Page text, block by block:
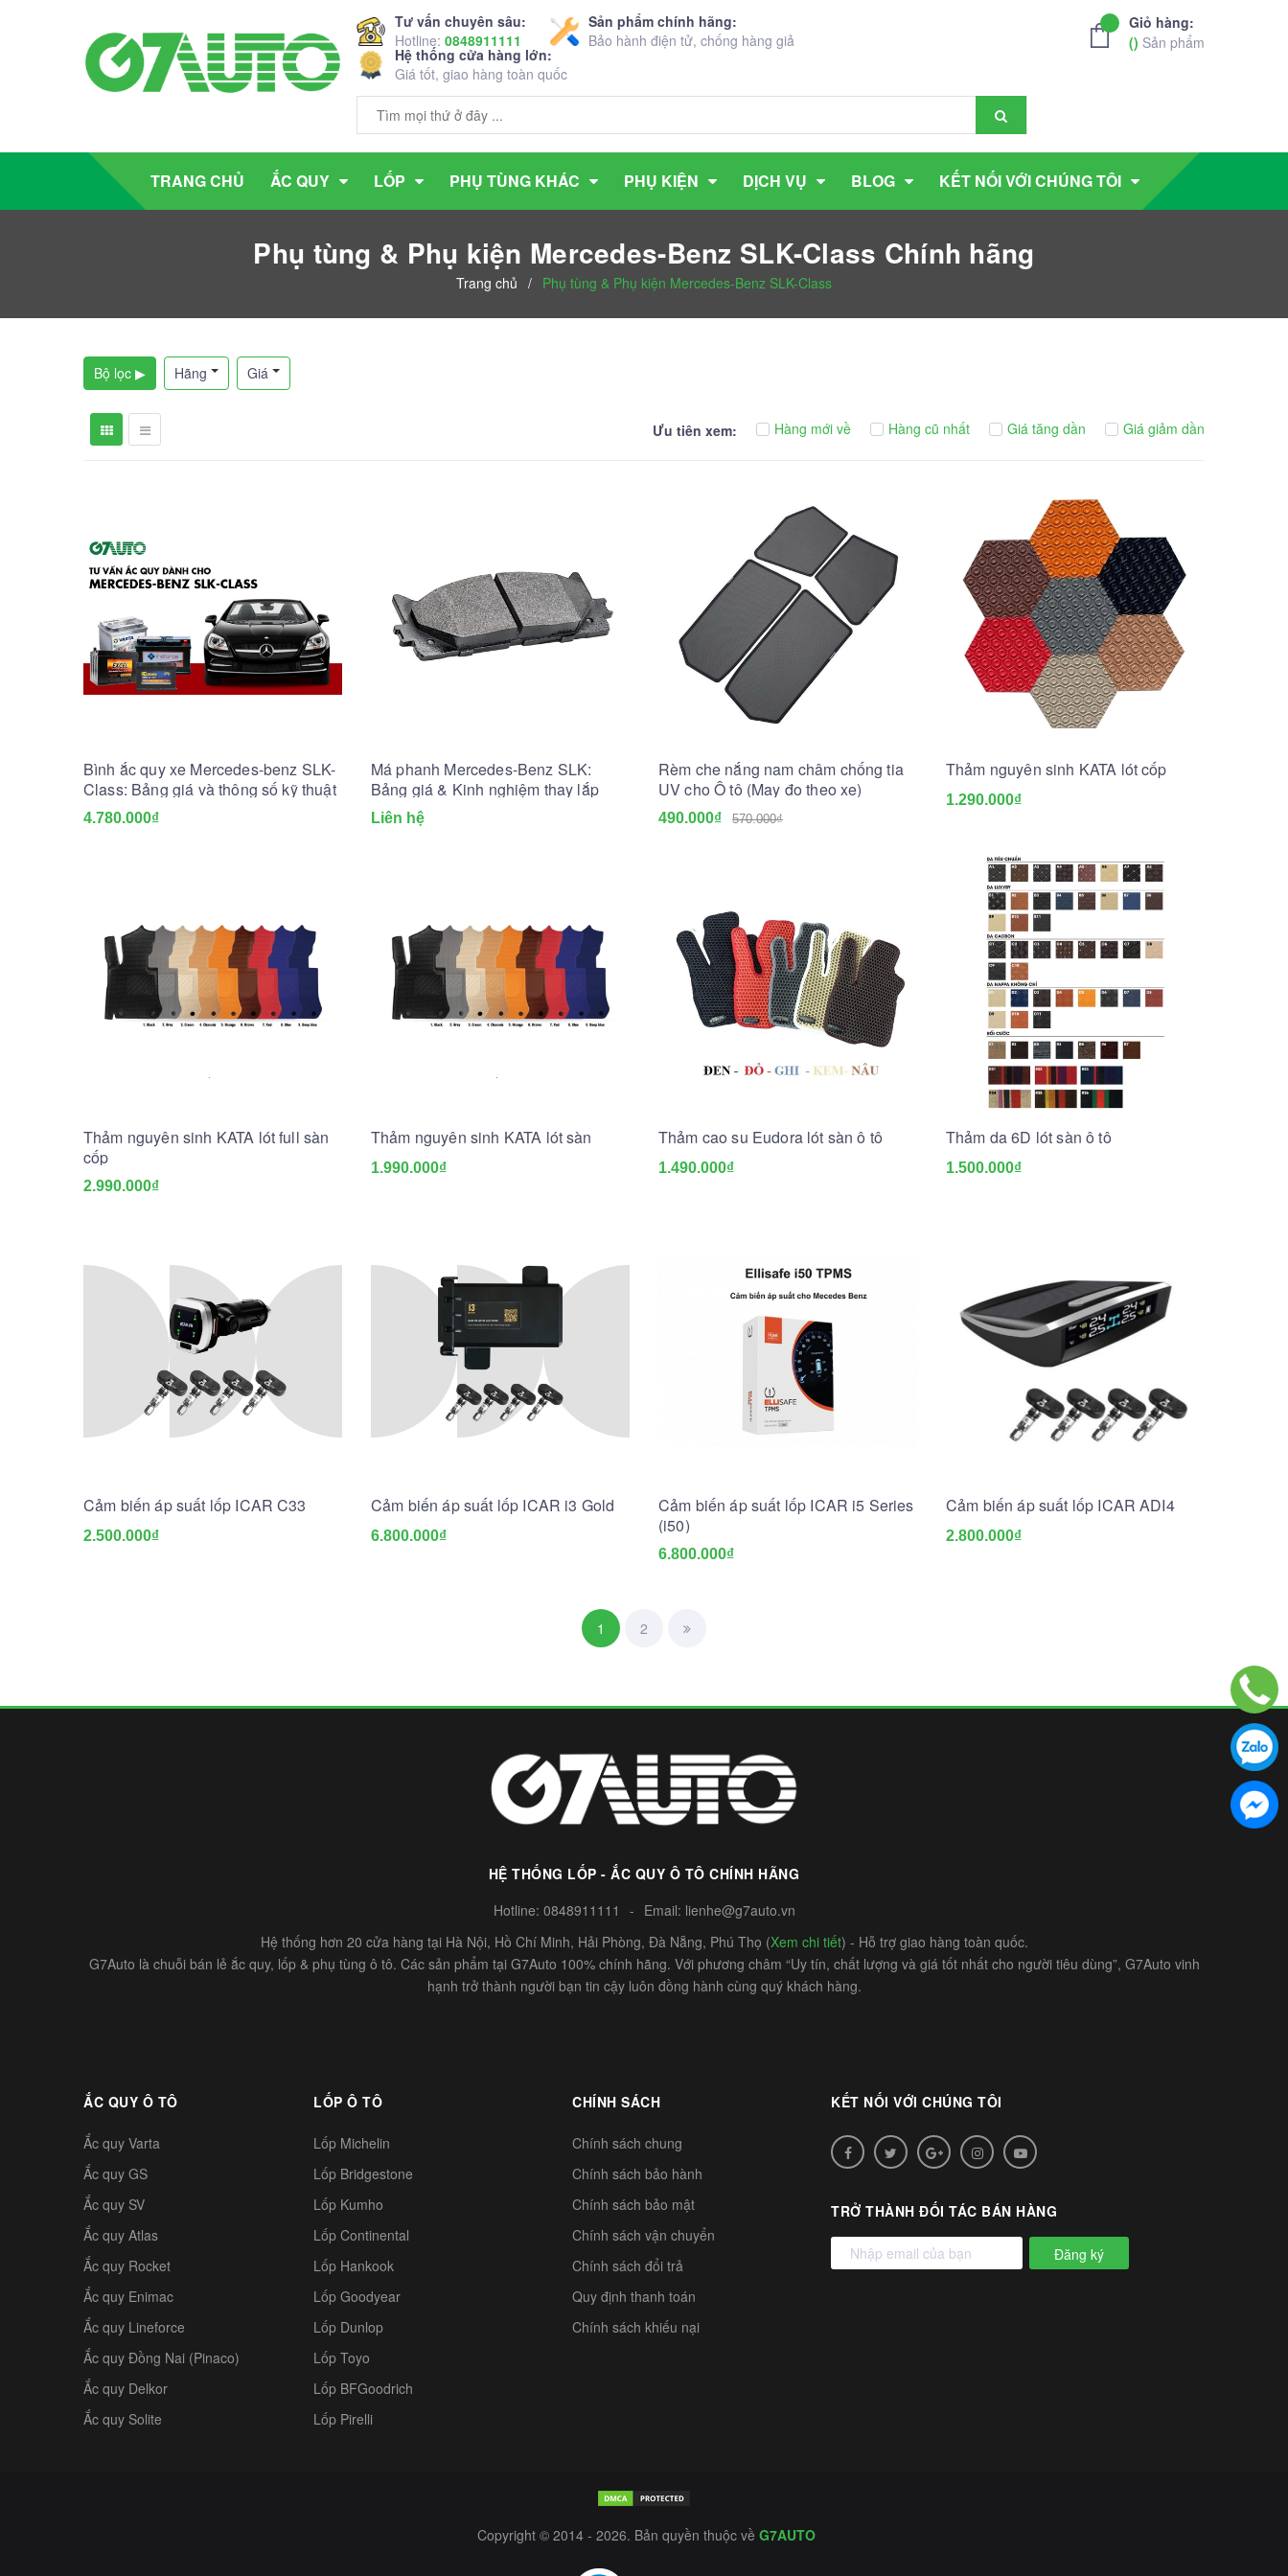
Tư vấn chuyên sâu:
Hotline: 0848911111
Sản phẩm chính hãng:
Bảo hành điện tử, chống hàng giả
Hệ thống cửa hàng lớn:
Giá tốt, giao hàng toàn quốc
Giỏ hàng:
() Sản phẩm
TRANG CHỦ ẮC QUY LỐP PHỤ TÙNG KHÁC PHỤ KIỆN DỊCH VỤ BLOG KẾT NỐI VỚI CHÚNG TÔI
Phụ tùng & Phụ kiện Mercedes-Benz SLK-Class Chính hãng
Trang chủ / Phụ tùng & Phụ kiện Mercedes-Benz SLK-Class
Bộ lọc ▶ Hãng Giá
Ưu tiên xem: Hàng mới về Hàng cũ nhất Giá tăng dần Giá giảm dần
Bình ắc quy xe Mercedes-benz SLK-
Class: Bảng giá và thông số kỹ thuật
4.780.000₫
Má phanh Mercedes-Benz SLK:
Bảng giá & Kinh nghiệm thay lắp
Liên hệ
Rèm che nắng nam châm chống tia
UV cho Ô tô (May đo theo xe)
490.000₫ 570.000₫
Thảm nguyên sinh KATA lót cốp
1.290.000₫
Thảm nguyên sinh KATA lót full sàn
cốp
2.990.000₫
Thảm nguyên sinh KATA lót sàn
1.990.000₫
Thảm cao su Eudora lót sàn ô tô
1.490.000₫
Thảm da 6D lót sàn ô tô
1.500.000₫
Cảm biến áp suất lốp ICAR C33
2.500.000₫
Cảm biến áp suất lốp ICAR i3 Gold
6.800.000₫
Cảm biến áp suất lốp ICAR i5 Series
(i50)
6.800.000₫
Cảm biến áp suất lốp ICAR ADI4
2.800.000₫
1 2
HỆ THỐNG LỐP - ẮC QUY Ô TÔ CHÍNH HÃNG
Hotline: 0848911111 - Email: lienhe@g7auto.vn
Hệ thống hơn 20 cửa hàng tại Hà Nội, Hồ Chí Minh, Hải Phòng, Đà Nẵng, Phú Thọ (Xem chi tiết) - Hỗ trợ giao hàng toàn quốc.
G7Auto là chuỗi bán lẻ ắc quy, lốp & phụ tùng ô tô. Các sản phẩm tại G7Auto 100% chính hãng. Với phương châm “Uy tín, chất lượng và giá tốt nhất cho người tiêu dùng”, G7Auto vinh
hạnh trở thành người bạn tin cậy luôn đồng hành cùng quý khách hàng.
ẮC QUY Ô TÔ
Ắc quy Varta
Ắc quy GS
Ắc quy SV
Ắc quy Atlas
Ắc quy Rocket
Ắc quy Enimac
Ắc quy Lineforce
Ắc quy Đồng Nai (Pinaco)
Ắc quy Delkor
Ắc quy Solite
LỐP Ô TÔ
Lốp Michelin
Lốp Bridgestone
Lốp Kumho
Lốp Continental
Lốp Hankook
Lốp Goodyear
Lốp Dunlop
Lốp Toyo
Lốp BFGoodrich
Lốp Pirelli
CHÍNH SÁCH
Chính sách chung
Chính sách bảo hành
Chính sách bảo mật
Chính sách vận chuyển
Chính sách đổi trả
Quy định thanh toán
Chính sách khiếu nại
KẾT NỐI VỚI CHÚNG TÔI
TRỞ THÀNH ĐỐI TÁC BÁN HÀNG
Đăng ký
Copyright © 2014 - 2026. Bản quyền thuộc về G7AUTO